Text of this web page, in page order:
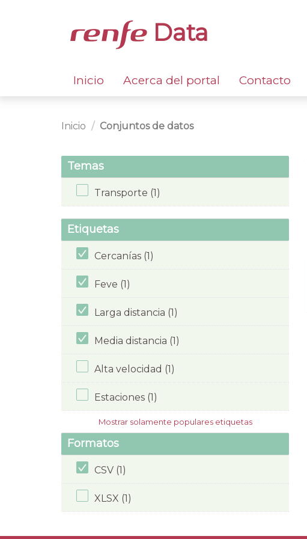
Data
Inicio Acerca del portal Contacto
Inicio Conjuntos de datos
Temas
Transporte (1)
Etiquetas
Cercanías (1)
Feve (1)
Larga distancia (1)
Media distancia (1)
Alta velocidad (1)
Estaciones (1)
Mostrar solamente populares etiquetas
Formatos
CSV (1)
XLSX (1)